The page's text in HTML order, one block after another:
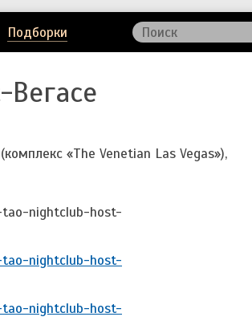
Подборки
«The Venetian Las Vegas»),